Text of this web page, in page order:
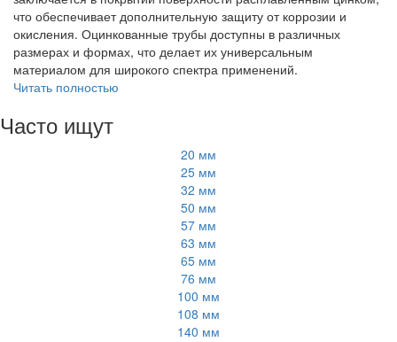
что обеспечивает дополнительную защиту от коррозии и
окисления. Оцинкованные трубы доступны в различных
размерах и формах, что делает их универсальным
материалом для широкого спектра применений.
Читать полностью
Часто ищут
20 мм
25 мм
32 мм
50 мм
57 мм
63 мм
65 мм
76 мм
100 мм
108 мм
140 мм